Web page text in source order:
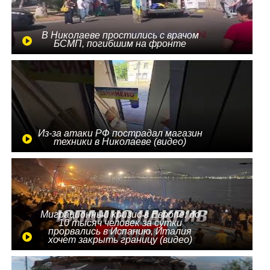
В Николаеве простились с врачом
БСМП, погибшим на фронте
Из-за атаки РФ пострадал магазин
техники в Николаеве (видео)
Миграционный кризис в Европе: до
10 тысяч человек за сутки
прорвались в Испанию, Италия
хочет закрыть границу (видео)